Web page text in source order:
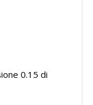
0.15 di